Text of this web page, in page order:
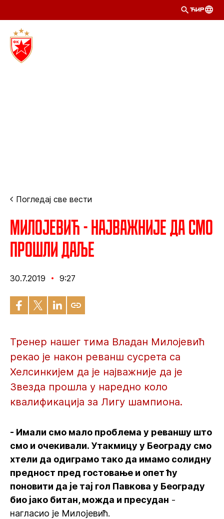
ЋИР
Погледај све вести
Милојевић - Најважније да смо
прошли даље
30.7.2019 9:27
Тренер нашег тима Владан Милојевић
рекао је након реванш сусрета са
Хелсинкијем да је најважније да је
Звезда прошла у наредно коло
квалификација за Лигу шампиона.
- Имали смо мало проблема у реваншу што
смо и очекивали. Утакмицу у Београду смо
хтели да одиграмо тако да имамо солидну
предност пред гостовање и опет ћу
поновити да је тај гол Павкова у Београду
био јако битан, можда и пресудан -
нагласио је Милојевић.